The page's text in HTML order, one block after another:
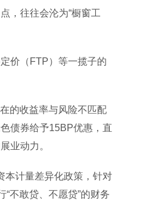
，往往会沦为“橱窗工
价（FTP）等一揽子的
的收益率与风险不匹配
债券给予15BP优惠，直
业动力。
计量差异化政策，针对
不敢贷、不愿贷”的财务